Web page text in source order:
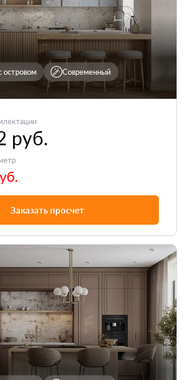
островом Современный
руб.
Заказать просчет